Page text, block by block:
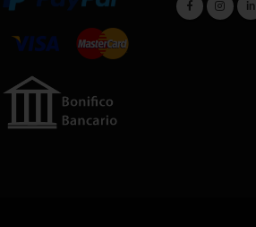
in